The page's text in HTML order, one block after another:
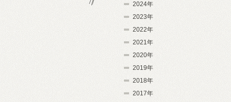
2024年
2023年
2022年
2021年
2020年
2019年
2018年
2017年